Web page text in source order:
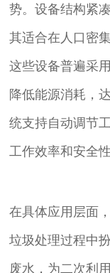
势。设备结构紧
其适合在人口密
这些设备普遍采
降低能源消耗，
统支持自动调节
工作效率和安全性
在具体应用层面
垃圾处理过程中
废水，为二次利